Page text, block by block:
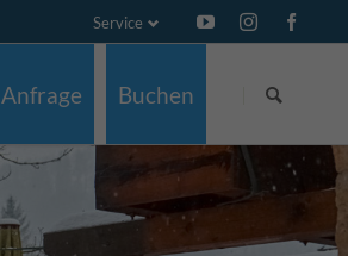
Service
überspringen
Anfrage Buchen